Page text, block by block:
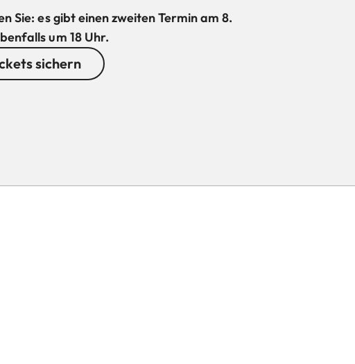
Sie: es gibt einen zweiten Termin am 8.
um 18 Uhr.
sichern